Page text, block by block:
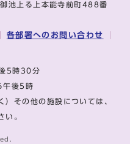
池上る上本能寺前町488番
各部署へのお問い合わせ
後5時30分
午後5時
）その他の施設については、
い。